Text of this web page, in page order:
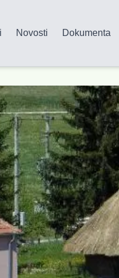
Novosti Dokumenta